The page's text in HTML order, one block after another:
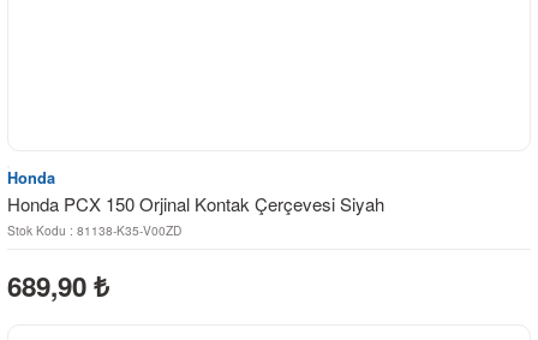
Honda
Honda PCX 150 Orjinal Kontak Çerçevesi Siyah
Stok Kodu : 81138-K35-V00ZD
689,90 ₺